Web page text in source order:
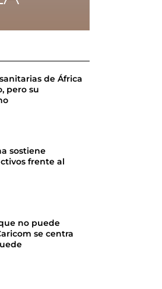
de África
pero su
sostiene
frente al
no puede
se centra